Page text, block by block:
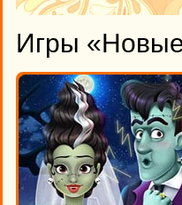
Игры